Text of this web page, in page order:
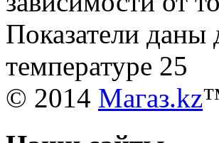
Показатели даны
температуре 25
© 2014 Магаз.kz